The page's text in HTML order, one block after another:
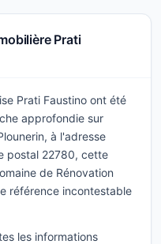
Prati
Prati Faustino ont été
approfondie sur
à l'adresse
postal 22780, cette
de Rénovation
référence incontestable
les informations